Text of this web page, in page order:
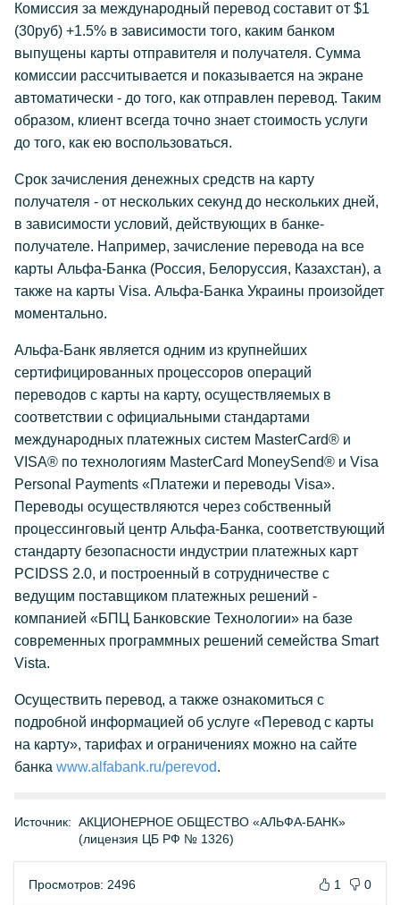
Комиссия за международный перевод составит от $1
(30руб) +1.5% в зависимости того, каким банком
выпущены карты отправителя и получателя. Сумма
комиссии рассчитывается и показывается на экране
автоматически - до того, как отправлен перевод. Таким
образом, клиент всегда точно знает стоимость услуги
до того, как ею воспользоваться.
Срок зачисления денежных средств на карту
получателя - от нескольких секунд до нескольких дней,
в зависимости условий, действующих в банке-
получателе. Например, зачисление перевода на все
карты Альфа-Банка (Россия, Белоруссия, Казахстан), а
также на карты Visa. Альфа-Банка Украины произойдет
моментально.
Альфа-Банк является одним из крупнейших
сертифицированных процессоров операций
переводов с карты на карту, осуществляемых в
соответствии с официальными стандартами
международных платежных систем MasterCard® и
VISA® по технологиям MasterCard MoneySend® и Visa
Personal Payments «Платежи и переводы Visa».
Переводы осуществляются через собственный
процессинговый центр Альфа-Банка, соответствующий
стандарту безопасности индустрии платежных карт
PCIDSS 2.0, и построенный в сотрудничестве с
ведущим поставщиком платежных решений -
компанией «БПЦ Банковские Технологии» на базе
современных программных решений семейства Smart
Vista.
Осуществить перевод, а также ознакомиться с
подробной информацией об услуге «Перевод с карты
на карту», тарифах и ограничениях можно на сайте
банка www.alfabank.ru/perevod.
Источник: АКЦИОНЕРНОЕ ОБЩЕСТВО «АЛЬФА-БАНК»
(лицензия ЦБ РФ № 1326)
Просмотров: 2496 1 0